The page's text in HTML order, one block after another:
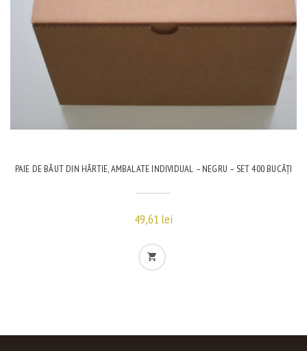
PAIE DE BĂUT DIN HÂRTIE, AMBALATE INDIVIDUAL – NEGRU – SET 400 BUCĂȚI
49,61 lei